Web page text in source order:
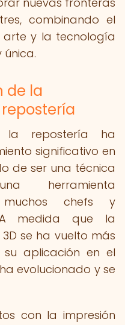
combinando el
y la tecnología
de la
la repostería ha
significativo en
de ser una técnica
herramienta
muchos chefs y
A medida que la
se ha vuelto más
su aplicación en el
evolucionado y se
con la impresión